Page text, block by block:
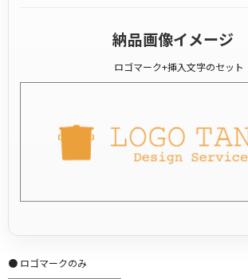
納品画像イメージ
ロゴマーク+挿入文字のセット
● ロゴマークのみ